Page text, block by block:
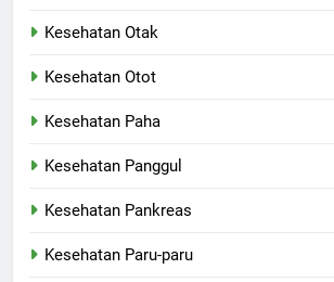
Kesehatan Otak
Kesehatan Otot
Kesehatan Paha
Kesehatan Panggul
Kesehatan Pankreas
Kesehatan Paru-paru